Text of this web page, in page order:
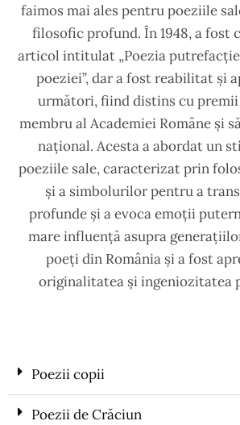
faimos mai ales pentru poeziile
filosofic profund. În 1948, a
articol intitulat „Poezia
poeziei”, dar a fost reabilitat și
următori, fiind distins cu
membru al Academiei Române și
național. Acesta a abordat un
poeziile sale, caracterizat prin
și a simbolurilor pentru a
profunde și a evoca emoții
mare influență asupra
poeți din România și a fost
originalitatea și ingeniozitatea
Poezii copii
Poezii de Crăciun